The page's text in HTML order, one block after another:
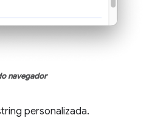
navegador
personalizada.